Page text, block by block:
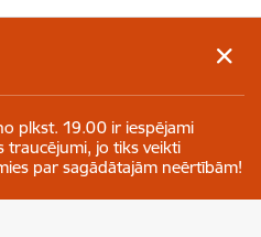
plkst. 19.00 ir iespējami
traucējumi, jo tiks veikti
par sagādātajām neērtībām!